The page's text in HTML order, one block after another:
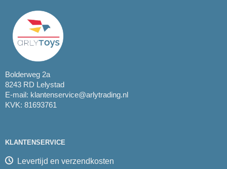
Bolderweg 2a
8243 RD Lelystad
E-mail: klantenservice@arlytrading.nl
KVK: 81693761
KLANTENSERVICE
Levertijd en verzendkosten